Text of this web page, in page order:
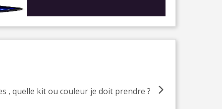
commande
: 5€ de réduction
, quelle kit ou couleur je doit prendre ?